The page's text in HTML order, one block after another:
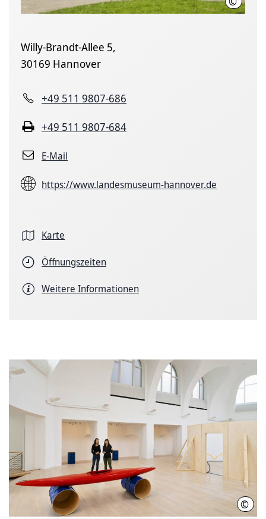
Willy-Brandt-Allee 5,
30169 Hannover
+49 511 9807-686
+49 511 9807-684
E-Mail
https://www.landesmuseum-hannover.de
Karte
Öffnungszeiten
Weitere Informationen
©